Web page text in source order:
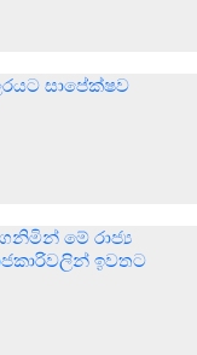
සාපේක්ෂව
මේ රාජ්‍ය
ඉවතට